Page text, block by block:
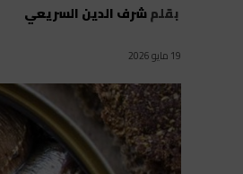
بقلمشرف الدين السريعي
19 مايو 2026